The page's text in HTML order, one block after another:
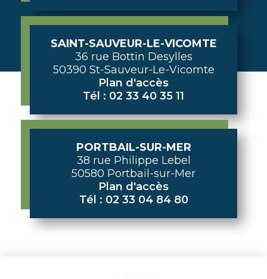
SAINT-SAUVEUR-LE-VICOMTE
36 rue Bottin Desylles
50390 St-Sauveur-Le-Vicomte
Plan d'accès
Tél : 02 33 40 35 11
PORTBAIL-SUR-MER
38 rue Philippe Lebel
50580 Portbail-sur-Mer
Plan d'accès
Tél : 02 33 04 84 80